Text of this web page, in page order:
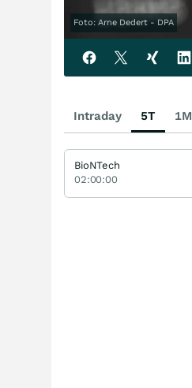
Foto: Arne Dedert - DPA
Intraday 5T 1M
BioNTech
02:00:00